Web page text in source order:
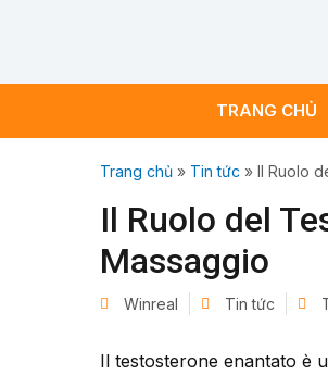
TRANG CHỦ
Trang chủ » Tin tức » Il Ruolo
Il Ruolo del
Massaggio
Winreal Tin tức
Il testosterone enantato è